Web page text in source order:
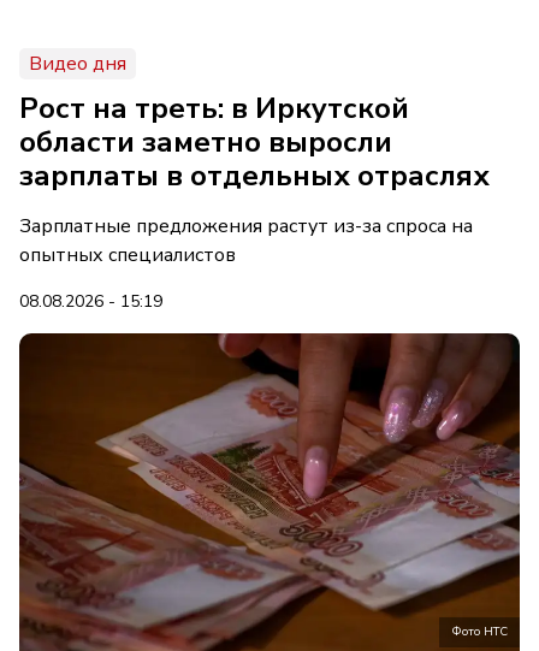
Видео дня
Рост на треть: в Иркутской
области заметно выросли
зарплаты в отдельных отраслях
Зарплатные предложения растут из-за спроса на
опытных специалистов
08.08.2026 - 15:19
Фото НТС